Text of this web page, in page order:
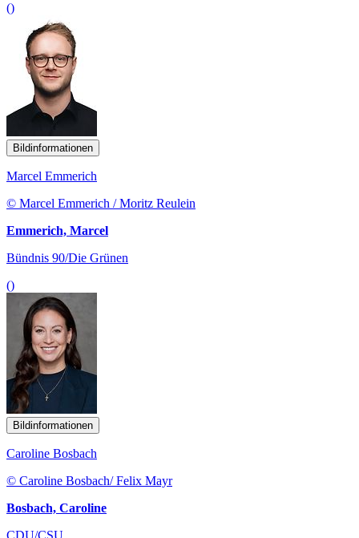
()
Bildinformationen
Marcel Emmerich
© Marcel Emmerich / Moritz Reulein
Emmerich, Marcel
Bündnis 90/Die Grünen
()
Bildinformationen
Caroline Bosbach
© Caroline Bosbach/ Felix Mayr
Bosbach, Caroline